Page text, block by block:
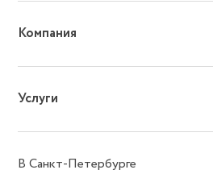
Компания
Услуги
В Санкт-Петербурге